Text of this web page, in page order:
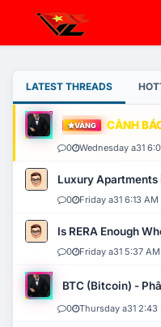
LATEST THREADS
VÀNG CẢNH
0 Wednesday a31
Luxury Apartments
0 Friday a31 6:13 AM
Is RERA Enough
0 Friday a31 5:37 AM
BTC (Bitcoin) -
0 Thursday a31 2:43